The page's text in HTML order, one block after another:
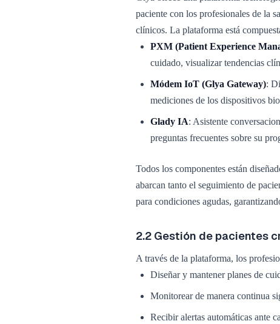
paciente con los profesionales de la
clínicos. La plataforma está
PXM (Patient Experience
cuidado, visualizar tendencias
Módem IoT (Glya Gateway):
mediciones de los dispositivos
Glady IA: Asistente
preguntas frecuentes sobre su
Todos los componentes están
abarcan tanto el seguimiento de
para condiciones agudas,
2.2 Gestión de pacientes
A través de la plataforma, los
Diseñar y mantener planes de
Monitorear de manera continua
Recibir alertas automáticas ante